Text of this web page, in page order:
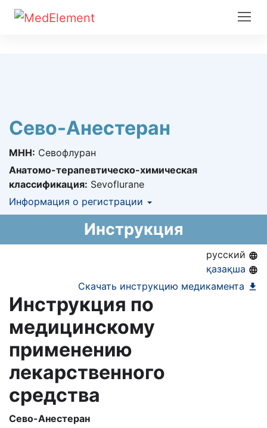
Сево-Анестеран
МНН: Севофлуран
Анатомо-терапевтическо-химическая
классификация: Sevoflurane
Информация о регистрации
Информация о регистрации в РК:14.08.2024 -
Инструкция
русский
қазақша
Скачать инструкцию медикамента
Инструкция по
медицинскому
применению
лекарственного
средства
Сево-Анестеран